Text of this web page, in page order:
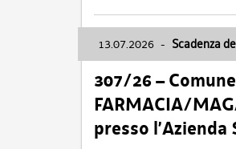
13.07.2026 - Scadenza
307/26 –
FARMACIA/
presso